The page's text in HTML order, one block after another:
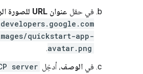
في حقل عنوان URL للصورة الرمزية
quickstart-app-
avatar.png
.
في الوصف، أدخِل server